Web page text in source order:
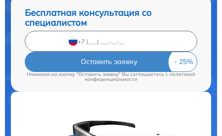
Бесплатная консультация со
специалистом
Оставить заявку
Нажимая на кнопку "Оставить заявку" Вы соглашаетесь cполитикой
конфиденциальности